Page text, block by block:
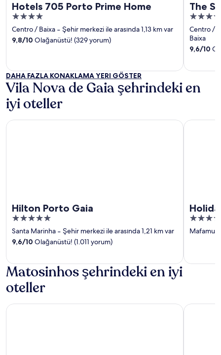
Hotels 705 Porto Prime Home
4
out
of
Centro / Baixa ‐ Şehir merkezi ile arasında 1,13 km var
9,8/10 Olağanüstü! (329 yorum)
The
4
out
of
5
Centro /
Baixa
9,6/10
DAHA FAZLA KONAKLAMA YERI GÖSTER
Vila Nova de Gaia şehrindeki en
iyi oteller
Hilton Porto Gaia
5
out
of
Santa Marinha ‐ Şehir merkezi ile arasında 1,21 km var
9,6/10 Olağanüstü! (1.011 yorum)
Hilton Porto Gaia
4
out
Holiday
Matosinhos şehrindeki en iyi
oteller
Axis Porto Business & Spa Hotel Holiday